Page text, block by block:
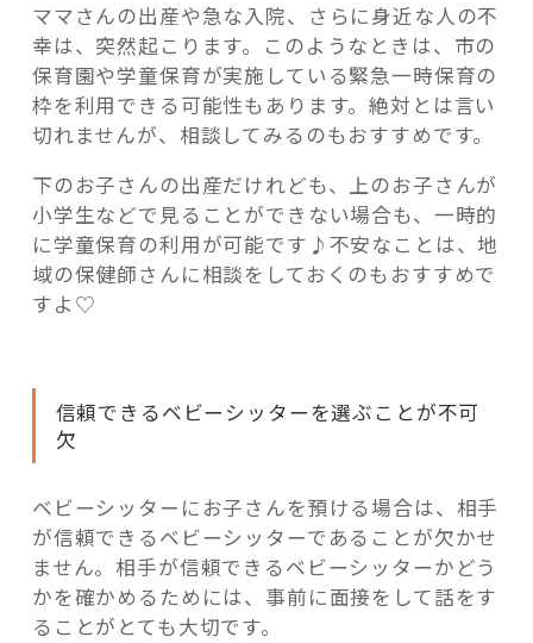
ママさんの出産や急な入院、さらに身近な人の不
幸は、突然起こります。このようなときは、市の
保育園や学童保育が実施している緊急一時保育の
枠を利用できる可能性もあります。絶対とは言い
切れませんが、相談してみるのもおすすめです。
下のお子さんの出産だけれども、上のお子さんが
小学生などで見ることができない場合も、一時的
に学童保育の利用が可能です♪不安なことは、地
域の保健師さんに相談をしておくのもおすすめで
すよ♡
信頼できるベビーシッターを選ぶことが不可
欠
ベビーシッターにお子さんを預ける場合は、相手
が信頼できるベビーシッターであることが欠かせ
ません。相手が信頼できるベビーシッターかどう
かを確かめるためには、事前に面接をして話をす
ることがとても大切です。